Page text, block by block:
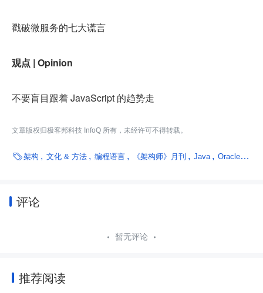
戳破微服务的七大谎言
观点 | Opinion
不要盲目跟着 JavaScript 的趋势走
文章版权归极客邦科技 InfoQ 所有，未经许可不得转载。
架构 文化 & 方法 编程语言 《架构师》月刊 Java Oracle 微
评论
暂无评论
推荐阅读